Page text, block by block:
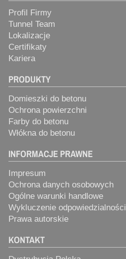
Profil Firmy
Tunnel Team
Lokalizacje
Certifikaty
Kariera
PRODUKTY
Domieszki do betonu
Ochrona powierzchni
Farby do betonu
Włókna do betonu
INFORMACJE PRAWNE
Impresum
Ochrona danych osobowych
Ogólne warunki handlowe
Wykluczenie odpowiedzialności
Prawa autorskie
KONTAKT